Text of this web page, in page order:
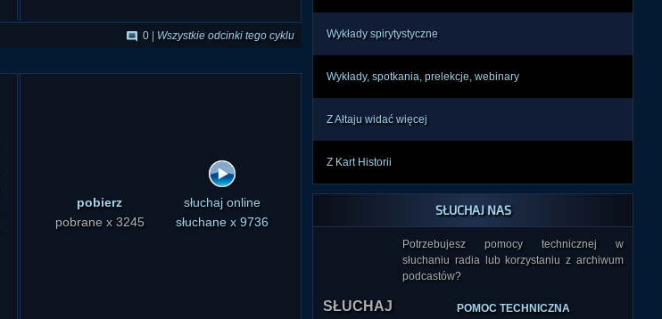
0 Wszystkie odcinki tego cyklu
pobierz
pobrane x 3245
słuchaj online
słuchane x 9736
Wykłady spirytystyczne
Wykłady, spotkania, prelekcje, webinary
Z Ałtaju widać więcej
Z Kart Historii
SŁUCHAJ NAS
Potrzebujesz pomocy technicznej w
słuchaniu radia lub korzystaniu z archiwum
podcastów?
POMOC TECHNICZNA